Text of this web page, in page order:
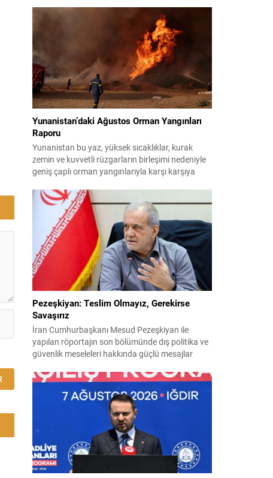
hedef alan kapsamlı soruşturmalar yürütmeyi
planlıyor. Parti yöneticileri ve komisyon
danışmanları, şirketler, yükleniciler ve finans
kuruluşları üzerinden belge ve tanıklık toplama
yöntemlerini değerlendiriyor. Demokratlar, Beyaz
Saray’la doğrudan çatışmaya...
Yunanistan’daki Ağustos Orman Yangınları
Raporu
Yunanistan bu yaz, yüksek sıcaklıklar, kurak
zemin ve kuvvetli rüzgarların birleşimi nedeniyle
geniş çaplı orman yangınlarıyla karşı karşıya
yerleşim birimleri tahliye edildi ve geniş orman
alanları yok oldu. 31 Temmuz’da Attiki’nin batısı
ile Voiotia’da başlayan yangınlar yoğun
müdahale sonucu birkaç gün süren çabalarla...
Pezeşkiyan: Teslim Olmayız, Gerekirse
Savaşırız
İran Cumhurbaşkanı Mesud Pezeşkiyan ile
yapılan röportajın son bölümünde dış politika ve
güvenlik meseleleri hakkında güçlü mesajlar
hem de savunmaya hazır olduklarını vurguladı ve
uygulamaya konulamayan 14 Haziran
mutabakat zaptına ilişkin görüşlerini paylaştı.
“Mutabakat zaptını savunacağız; geri adım
atmayız” Pezeşkiyan, varılan anlaşmanın
savunulacağını belirterek,...